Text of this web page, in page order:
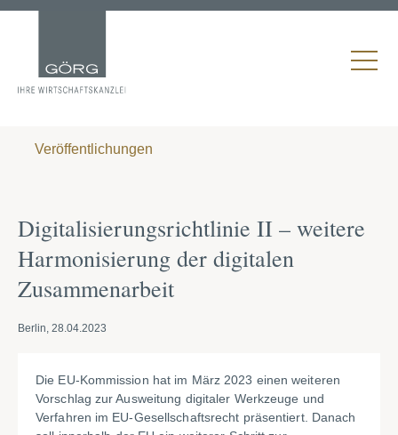
Veröffentlichungen
Digitalisierungsrichtlinie II – weitere
Harmonisierung der digitalen
Zusammenarbeit
Berlin, 28.04.2023
Die EU-Kommission hat im März 2023 einen weiteren
Vorschlag zur Ausweitung digitaler Werkzeuge und
Verfahren im EU-Gesellschaftsrecht präsentiert. Danach